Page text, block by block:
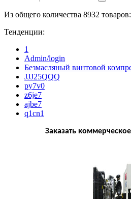
Из общего количества 8932 товаров:
Тенденции:
1
Admin/login
Безмасляный винтовой
JJJ25QQQ
py7v0
z6je7
ajbe7
q1cn1
Заказать